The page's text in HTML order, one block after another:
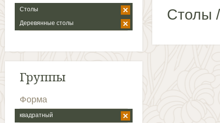
Столы
Деревянные столы
Группы
Форма
квадратный
Столы /